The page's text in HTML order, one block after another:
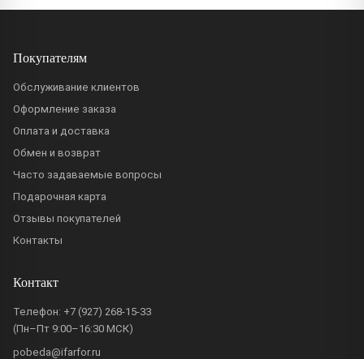
Покупателям
Обслуживание клиентов
Оформление заказа
Оплата и доставка
Обмен и возврат
Часто задаваемые вопросы
Подарочная карта
Отзывы покупателей
Контакты
Контакт
Телефон: +7 (927) 268-15-33
(Пн–Пт 9:00–16:30 МСК)
pobeda@ifarfor.ru